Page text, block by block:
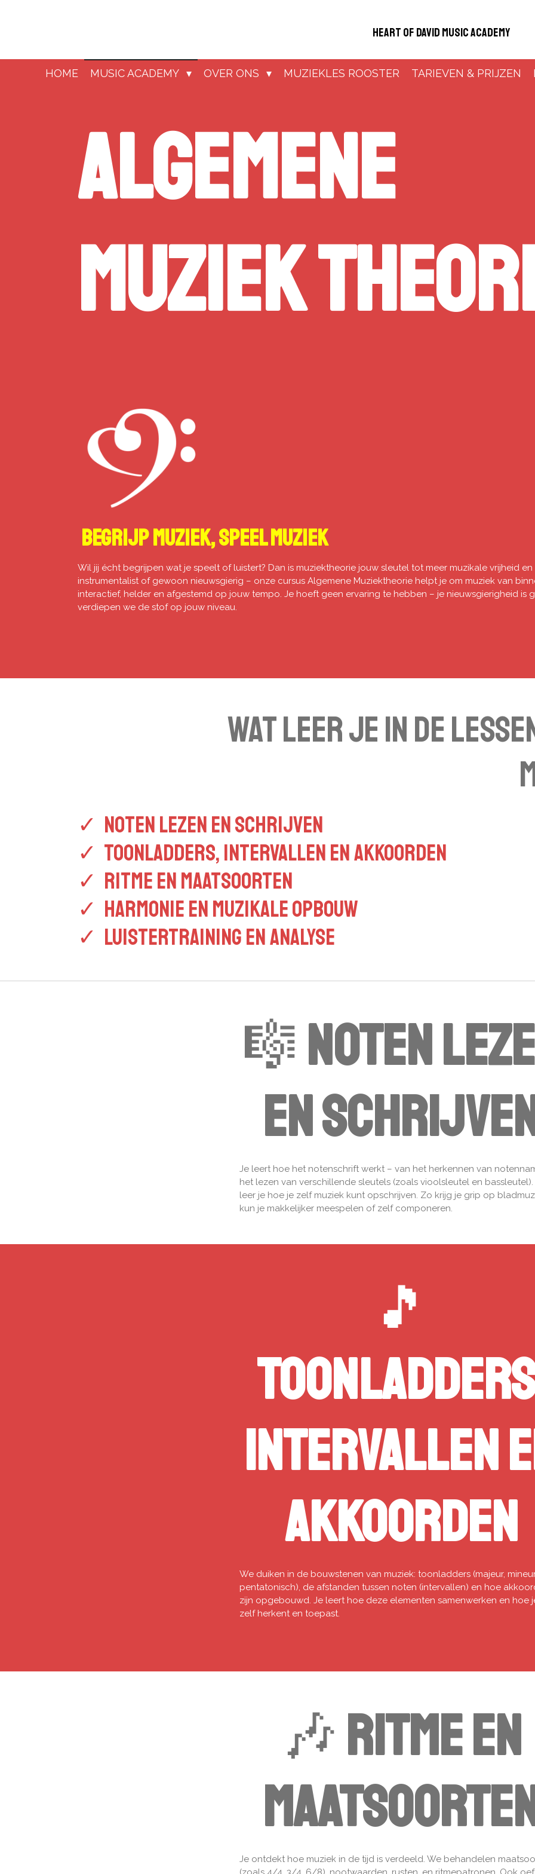
Heart of David Music Academy
HOME MUSIC ACADEMY OVER ONS MUZIEKLES ROOSTER TARIEVEN & PRIJZEN
Algemene
Muziek
Begrijp Muziek, Speel Muziek
Wil jij écht begrijpen wat je speelt of luistert? Dan is muziektheorie jouw sleutel tot meer muzikale vrijheid
instrumentalist of gewoon nieuwsgierig – onze cursus Algemene Muziektheorie helpt je om muziek van
interactief, helder en afgestemd op jouw tempo. Je hoeft geen ervaring te hebben – je nieuwsgierigheid is
verdiepen we de stof op jouw niveau.
Wat leer je in de
✓ Noten lezen en schrijven
✓ Toonladders, intervallen en akkoorden
✓ Ritme en maatsoorten
✓ Harmonie en muzikale opbouw
✓ Luistertraining en analyse
🎼Noten
en
Je leert hoe het notenschrift werkt – van het herkennen van
het lezen van verschillende sleutels (zoals vioolsleutel en
leer je hoe je zelf muziek kunt opschrijven. Zo krijg je grip op
kun je makkelijker meespelen of zelf componeren.
🎵
intervallen
akkoorden
We duiken in de bouwstenen van muziek: toonladders (majeur,
pentatonisch), de afstanden tussen noten (intervallen) en hoe
zijn opgebouwd. Je leert hoe deze elementen samenwerken en hoe
zelf herkent en toepast.
🎶Ritme en
Je ontdekt hoe muziek in de tijd is verdeeld. We behandelen